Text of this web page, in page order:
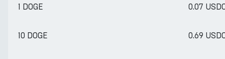
1 DOGE 0.07
10 DOGE 0.69